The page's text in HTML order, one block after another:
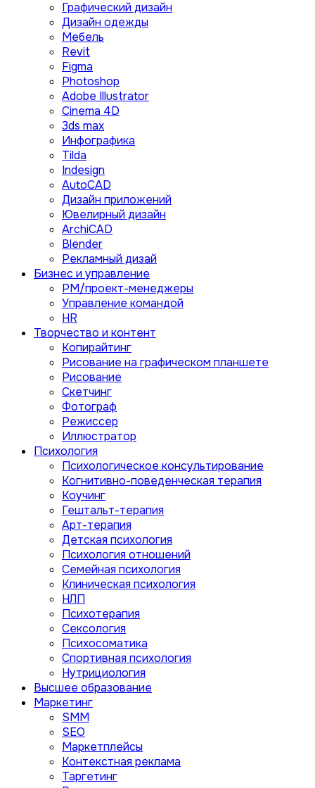
Графический дизайн
Дизайн одежды
Мебель
Revit
Figma
Photoshop
Adobe Illustrator
Сinema 4D
3ds max
Инфографика
Tilda
Indesign
AutoCAD
Дизайн приложений
Ювелирный дизайн
ArchiCAD
Blender
Рекламный дизай
Бизнес и управление
PM/проект-менеджеры
Управление командой
HR
Творчество и контент
Копирайтинг
Рисование на графическом планшете
Рисование
Скетчинг
Фотограф
Режиссер
Иллюстратор
Психология
Психологическое консультирование
Когнитивно-поведенческая терапия
Коучинг
Гештальт-терапия
Арт-терапия
Детская психология
Психология отношений
Семейная психология
Клиническая психология
НЛП
Психотерапия
Сексология
Психосоматика
Спортивная психология
Нутрициология
Высшее образование
Маркетинг
SMM
SEO
Маркетплейсы
Контекстная реклама
Таргетинг